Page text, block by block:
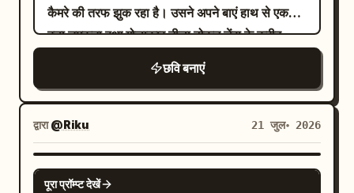
हस्तलिखित नोट जो “La verdad estaba en la
बगल में “T” के साथ मुहर लगी एक लाल मोम की सील; 7)
सुदूर दाएं किनारे से प्रवेश करता हुआ एक कटा हुआ लकड़ी
का वायलिन। अतिरिक्त दृश्य विवरण: सूक्ष्म संगीत स्टाफ
लाइनें, स्याही के खरोंच, धूल, दरारें, मैजेंटा पेंट स्पलैश,
निचले केंद्र के पास टील वेवफॉर्म सर्कल, फटे हुए किनारे
और स्तरित कागज की छाया जोड़ें। चर्मपत्र पर नाटकीय गर्म
बैंगनी गोल आयताकार साइन जोड़ें जिस पर “AI Agent”
लिखा हो और उसके नीचे “Create the Future
with AI” लिखा हो। हीरो कैरेक्टर: दाईं ओर, एक
गतिशील एनीमे-शैली की साइबरपंक महिला एजेंट को दिखाएं
जो भविष्य के शहर के ऊपर दर्शक की ओर उड़ रही है या
डाइव लगा रही है। उसकी गहरी सुनहरी आंखें हैं, छोटे हल्के-
भूरे बाल जो गति से उड़ रहे हैं, बिल्ली के कान जैसे यांत्रिक
उभारों वाला एक चमकदार बख्तरबंद सोने और काले रंग का
हेलमेट है जिस पर सामने एक छोटा सफेद फूल का प्रतीक
कैमरे की तरफ झुक रहा है। उसने अपने बाएं हाथ से एक
बड़ा चमकता हुआ गोलाकार नीला टोकन लेंस के करीब
पकड़ा हुआ है, जिससे वह काफी बड़ा दिखाई दे रहा है;
टोकन में एक पारदर्शी ग्लास जैसा रिम, नियॉन नीले
हाइलाइट्स और उसके चेहरे पर तीन अलग-अलग ब्लॉक
आकृतियों से बना एक उभरा हुआ सफेद ज्यामितीय लोगो है।
उसका दाहिना हाथ दाईं ओर से टोकन की ओर इशारा कर
रहा है। एक्सट्रीम वाइड-एंगल सेल्फी पर्सपेक्टिव, गहरा
डेप्थ डिस्टॉर्शन, क्रिस्प हाई-कॉन्ट्रास्ट लाइटिंग और
छवि बनाएं
द्वारा@Riku 21 जुल॰ 2026
GPT IMAGE 2
पूरा प्रॉम्प्ट देखें